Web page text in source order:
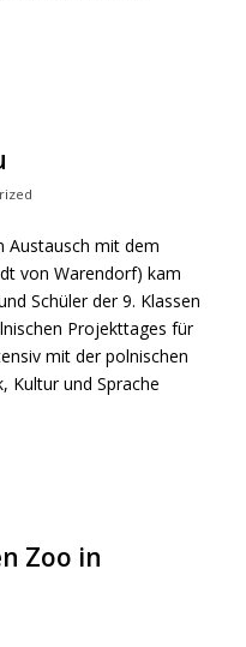
Austausch mit dem
von Warendorf) kam
Schüler der 9. Klassen
Projekttages für
mit der polnischen
Kultur und Sprache
Zoo in